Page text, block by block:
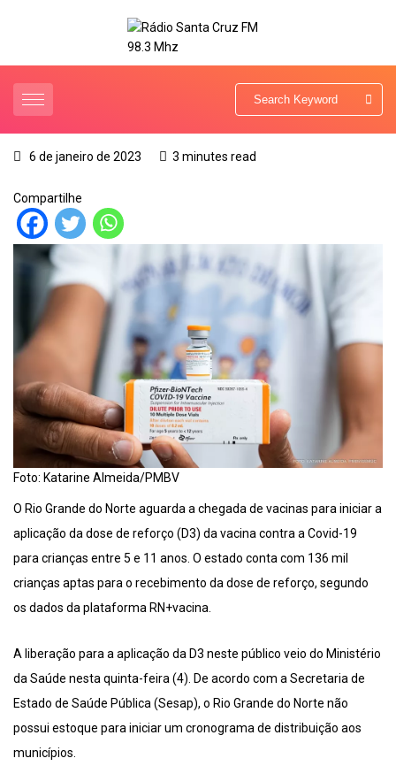
6 de janeiro de 2023 3 minutes read
Compartilhe
Foto: Katarine Almeida/PMBV
O Rio Grande do Norte aguarda a chegada de vacinas para iniciar a
aplicação da dose de reforço (D3) da vacina contra a Covid-19
para crianças entre 5 e 11 anos. O estado conta com 136 mil
crianças aptas para o recebimento da dose de reforço, segundo
os dados da plataforma RN+vacina.
A liberação para a aplicação da D3 neste público veio do Ministério
da Saúde nesta quinta-feira (4). De acordo com a Secretaria de
Estado de Saúde Pública (Sesap), o Rio Grande do Norte não
possui estoque para iniciar um cronograma de distribuição aos
municípios.